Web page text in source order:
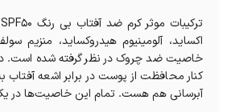
اکساید، آلومینیوم هیدروکساید،
خاصیت ضد چروک در نظر گرفته‌ شده‌ است. در
کنار محافظت از پوست در برابر اشعه
آبرسانی هم هست. تمام این خاصیت‌ها